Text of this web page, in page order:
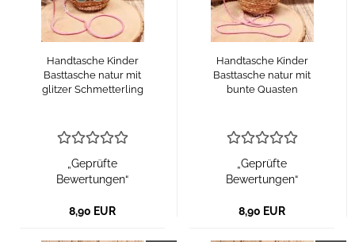
Handtasche Kinder
Basttasche natur mit
glitzer Schmetterling
„Geprüfte
Bewertungen“
8,90 EUR
Handtasche Kinder
Basttasche natur mit
bunte Quasten
„Geprüfte
Bewertungen“
8,90 EUR